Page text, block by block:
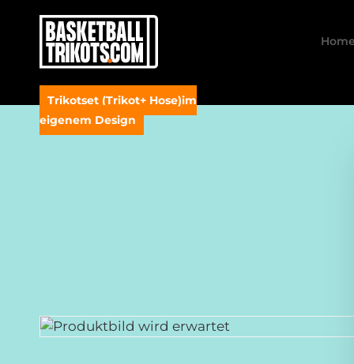
Trikotset (Trikot+ Hose)im
eigenem Design
Home